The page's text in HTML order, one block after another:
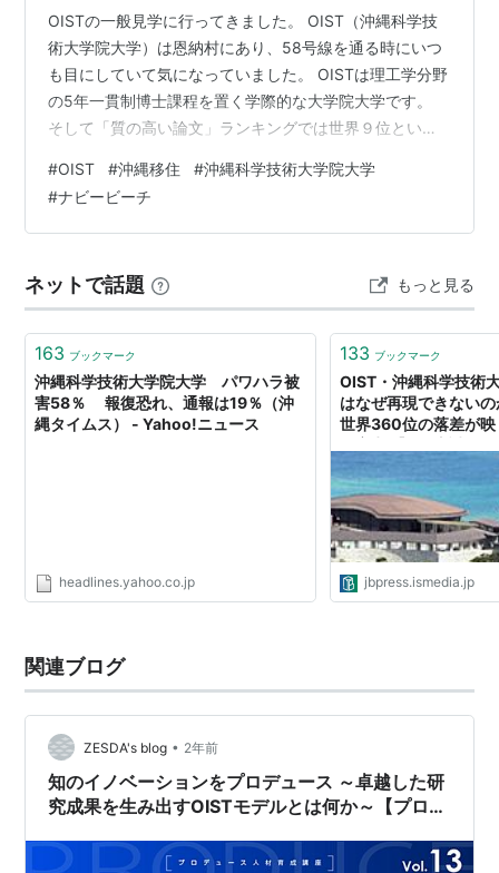
OISTの一般見学に行ってきました。 OIST（沖縄科学技
術大学院大学）は恩納村にあり、58号線を通る時にいつ
も目にしていて気になっていました。 OISTは理工学分野
の5年一貫制博士課程を置く学際的な大学院大学です。
そして「質の高い論文」ランキングでは世界９位という
も上で国内ではトップらしいのです。 沖縄にもそんな誇
れるところがあるのかと私が理系出身者であることもあ
り、より関心が高まっていました。また日本の大学は文
とも興味深いです。 OISTは那覇空港から沖縄自動車道を
使用して約50分のと…
#OIST #沖縄移住 #沖縄科学技術大学院大学
#ナビービーチ
ネットで話題 もっと見る
163 ブックマーク
沖縄科学技術大学院大学 パワハラ被
害58％ 報復恐れ、通報は19％（沖
縄タイムス） - Yahoo!ニュース
headlines.yahoo.co.jp
133 ブックマーク
OIST・沖縄科学技術
はなぜ再現できない
世界360位の落差が
いだ」】国際卓越研
た設計思想と政策回
| JBpress (ジェイビ
jbpress.ismedia.jp
関連ブログ
ZESDA's blog • 2年前
知のイノベーションをプロデュース ～卓越した研
究成果を生み出すOISTモデルとは何か～【プロデ
開催